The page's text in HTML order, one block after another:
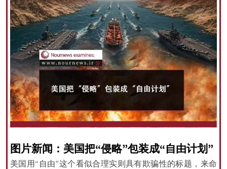
旅游
فارسی|English|العربیه|
|עברית|русский|中文|
All rights reserved for NourNews
Copyright © 2021 www.nournews.ir
图片新闻：美国把“侵略”包装成“自由计划”
美国用“自由”这个看似合理实则具有欺骗性的标题，来命